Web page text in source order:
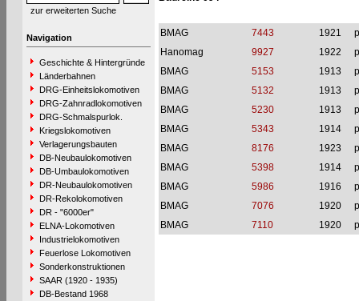
zur erweiterten Suche
Navigation
Geschichte & Hintergründe
Länderbahnen
DRG-Einheitslokomotiven
DRG-Zahnradlokomotiven
DRG-Schmalspurlok.
Kriegslokomotiven
Verlagerungsbauten
DB-Neubaulokomotiven
DB-Umbaulokomotiven
DR-Neubaulokomotiven
DR-Rekolokomotiven
DR - "6000er"
ELNA-Lokomotiven
Industrielokomotiven
Feuerlose Lokomotiven
Sonderkonstruktionen
SAAR (1920 - 1935)
DB-Bestand 1968
BMAG 7443 1921
Hanomag
9927 1922
BMAG
5153 1913
BMAG
5132 1913
BMAG
5230 1913
BMAG
5343 1914
BMAG
8176 1923
BMAG
5398 1914
BMAG
5986 1916
BMAG
7076 1920
BMAG
7110 1920